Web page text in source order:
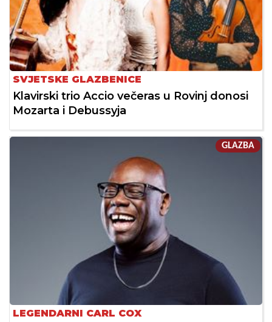
SVJETSKE GLAZBENICE
Klavirski trio Accio večeras u Rovinj donosi
Mozarta i Debussyja
GLAZBA
LEGENDARNI CARL COX